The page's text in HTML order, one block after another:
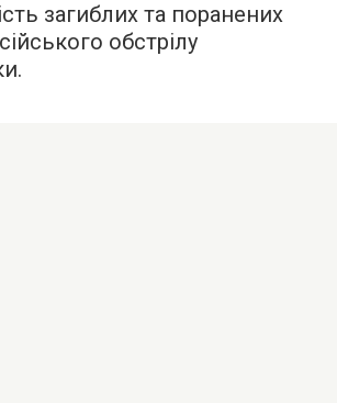
загиблих та поранених
обстрілу